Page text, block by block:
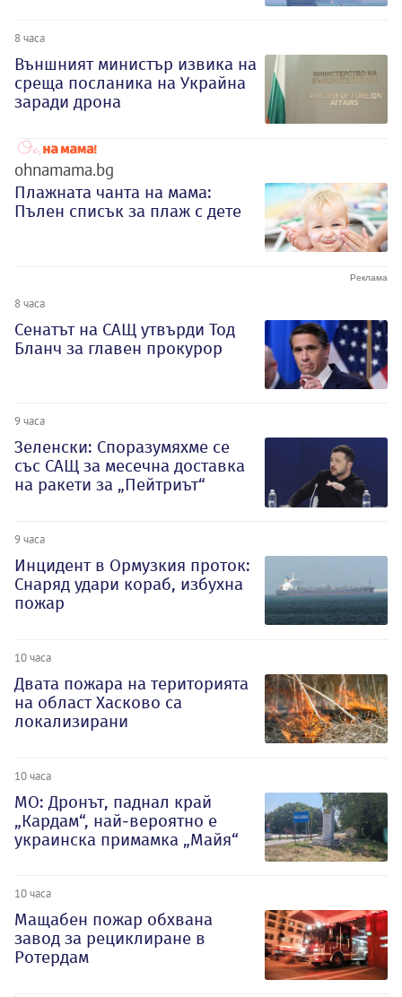
8 часа
Външният министър извика на
среща посланика на Украйна
заради дрона
ohnamama.bg
Плажната чанта на мама:
Пълен списък за плаж с дете
8 часа
Сенатът на САЩ утвърди Тод
Бланч за главен прокурор
9 часа
Зеленски: Споразумяхме се
със САЩ за месечна доставка
на ракети за „Пейтриът“
9 часа
Инцидент в Ормузкия проток:
Снаряд удари кораб, избухна
пожар
10 часа
Двата пожара на територията
на област Хасково са
локализирани
10 часа
МО: Дронът, паднал край
„Кардам“, най-вероятно е
украинска примамка „Майя“
10 часа
Мащабен пожар обхвана
завод за рециклиране в
Ротердам